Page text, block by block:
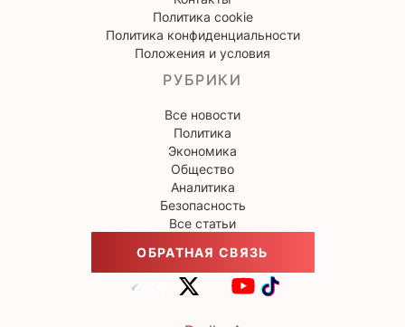
Политика cookie
Политика конфиденциальности
Положения и условия
РУБРИКИ
Все новости
Политика
Экономика
Общество
Аналитика
Безопасность
Все статьи
ОБРАТНАЯ СВЯЗЬ